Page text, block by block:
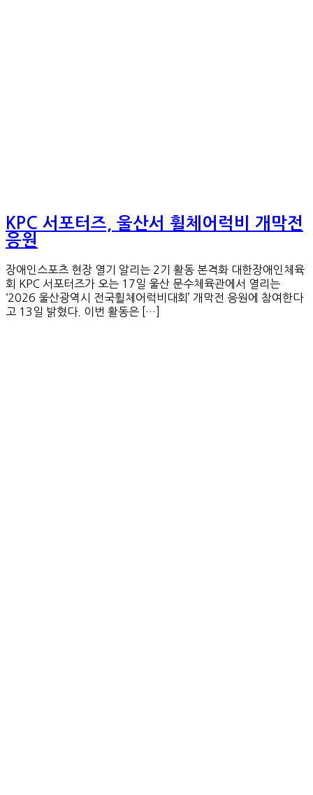
KPC 서포터즈, 울산서 휠체어럭비 개막전
응원
장애인스포츠 현장 열기 알리는 2기 활동 본격화 대한장애인체육
회 KPC 서포터즈가 오는 17일 울산 문수체육관에서 열리는
‘2026 울산광역시 전국휠체어럭비대회’ 개막전 응원에 참여한다
고 13일 밝혔다. 이번 활동은 […]